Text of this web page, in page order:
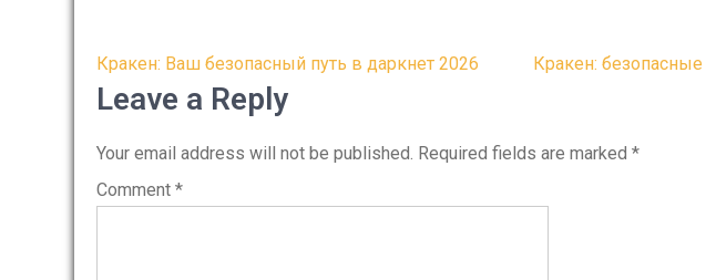
Post
navigation
Кракен: Ваш безопасный путь в даркнет 2026 Кракен:
Leave a Reply
Your email address will not be published. Required fields are marked *
Comment *